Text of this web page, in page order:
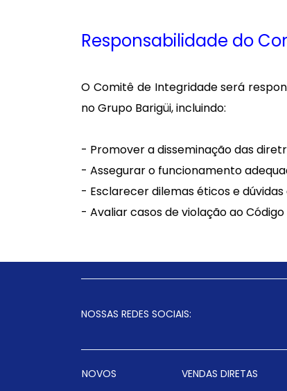
Responsabilidade do
O Comitê de Integridade será
no Grupo Barigüi, incluindo:
- Promover a disseminação das
- Assegurar o funcionamento
- Esclarecer dilemas éticos e
- Avaliar casos de violação ao
NOSSAS REDES SOCIAIS:
NOVOS
VENDAS DIRETAS